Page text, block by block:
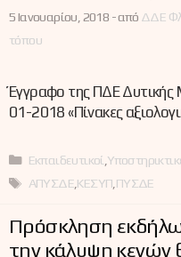
5 Ιανουαρίου, 2018 -από ΔΔΕ
τόπου
Έγγραφο της ΠΔΕ
01-2018 «Πίνακες
Κατηγορίες
Εκπαιδευτικοί
Ετικέτες
ΑΠΥΣΔΕ ΚΕΣΥΠ ΠΥΣΔΕ
Πρόσκληση
την κάλυψη